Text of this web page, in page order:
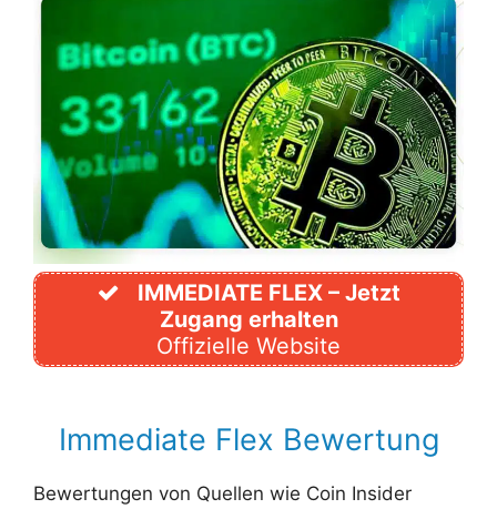
IMMEDIATE FLEX – Jetzt
Zugang erhalten
Offizielle Website
Immediate Flex Bewertung
Bewertungen von Quellen wie Coin Insider